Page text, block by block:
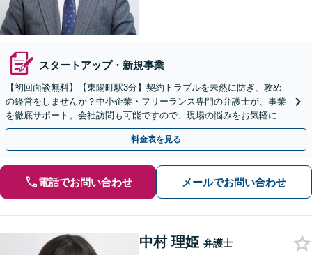
スタートアップ・新規事業
【初回面談無料】【東陽町駅3分】契約トラブルを未然に防ぎ、攻め
の経営をしませんか？中小企業・フリーランス専門の弁護士が、事業
を徹底サポート。会社訪問も可能ですので、現場の悩みをお気軽にご
相談ください。【夜間や休日相談も対応】
料金表を見る
電話でお問い合わせ メールでお問い合わせ
中村 理姫 弁護士